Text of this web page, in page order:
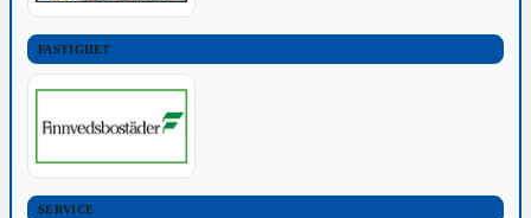
FASTIGHET
SERVICE